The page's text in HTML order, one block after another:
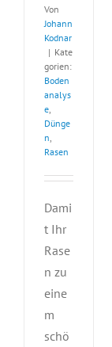
Von
Johann
Kodnar
| Kate
gorien:
Boden
analys
e,
Dünge
n,
Rasen
Dami
t Ihr
Rase
n zu
eine
m
schö